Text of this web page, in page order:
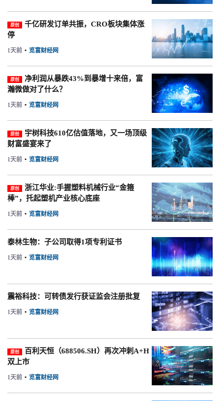
原创
千亿研发订单共振，CRO板块集体涨
停
1天前 • 览富财经网
原创
净利润从暴跌43%到暴增十来倍，富
瀚微做对了什么？
1天前 • 览富财经网
原创
宇树科技610亿估值落地，又一场顶级
财富盛宴来了
1天前 • 览富财经网
原创
浙江华业:手握塑料机械行业“金箍
棒”，托起塑机产业核心底座
1天前 • 览富财经网
泰林生物：子公司取得1项专利证书
1天前 • 览富财经网
震裕科技：可转债发行获证监会注册批复
1天前 • 览富财经网
原创
百利天恒（688506.SH）再次冲刺A+H
双上市
1天前 • 览富财经网